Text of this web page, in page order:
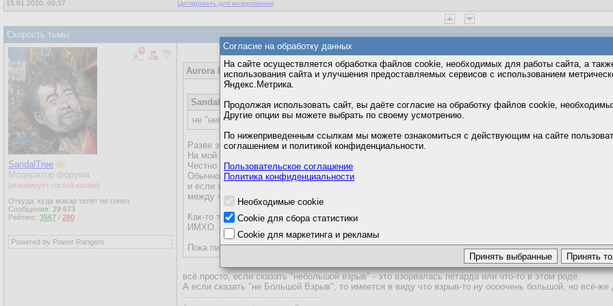
15.01.2020, 00:37 Цитировать для копирования
Скорость тьмы
SandalTree
Модератор форума
[игнорирует гостей кроме]
Откуда: куда макар телят не гонял
Сообщения: 29 673
Рейтинг: 3567 / 280
Powered by Power Rangers
Aurora Borealis 15.01.2020, 00:37
SandalTree 14.01.2020, 06:29
не "небольшим", а "не большим"
Разве это не одно и тоже?
На мой взгляд, разница только в контексте употребления, а написание придает лишь оттеной смысла
Честно говоря, я к сожалению не улавливаю суть, почему именно так))
Обычно, раздельно пишут, когда хотят подчеркнуть противопоставление, что именно маленький, а
и если хотят подчеркнуть отрицание - вовсе не большой, или когда по смыслу контекста можно
между частицей и словом - не слишком большой.
Как-то так.
ИМХО.
Пока писала, подумала, что наверное третий вариант вполне подходящий.
всё просто, если сказать "небольшой взрыв" - это взорвалась петарда или что-то в этом роде.
А если сказать "не Большой Взрыв", то имеется в виду что взрыв-то ну оооочень большой, но всё-
Согласие на обработку данных
На сайте осуществляется обработка файлов cookie, необходимых для работы сайта, а
использования сайта и улучшения предоставляемых сервисов с использованием
Яндекс.Метрика.
Продолжая использовать сайт, вы даёте согласие на обработку файлов cookie,
Другие опции вы можете выбрать по своему усмотрению.
По нижеприведенным ссылкам мы можете ознакомиться с действующим на сайте
соглашением и политикой конфиденциальности.
Пользовательское соглашение
Политика конфиденциальности
Необходимые cookie
Cookie для сбора статистики
Cookie для маркетинга и рекламы